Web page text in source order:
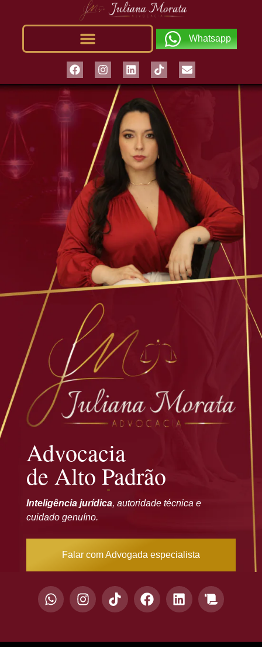
Whatsapp
Advocacia
de Alto Padrão
Inteligência jurídica, autoridade técnica e
cuidado genuíno.
Falar com Advogada especialista